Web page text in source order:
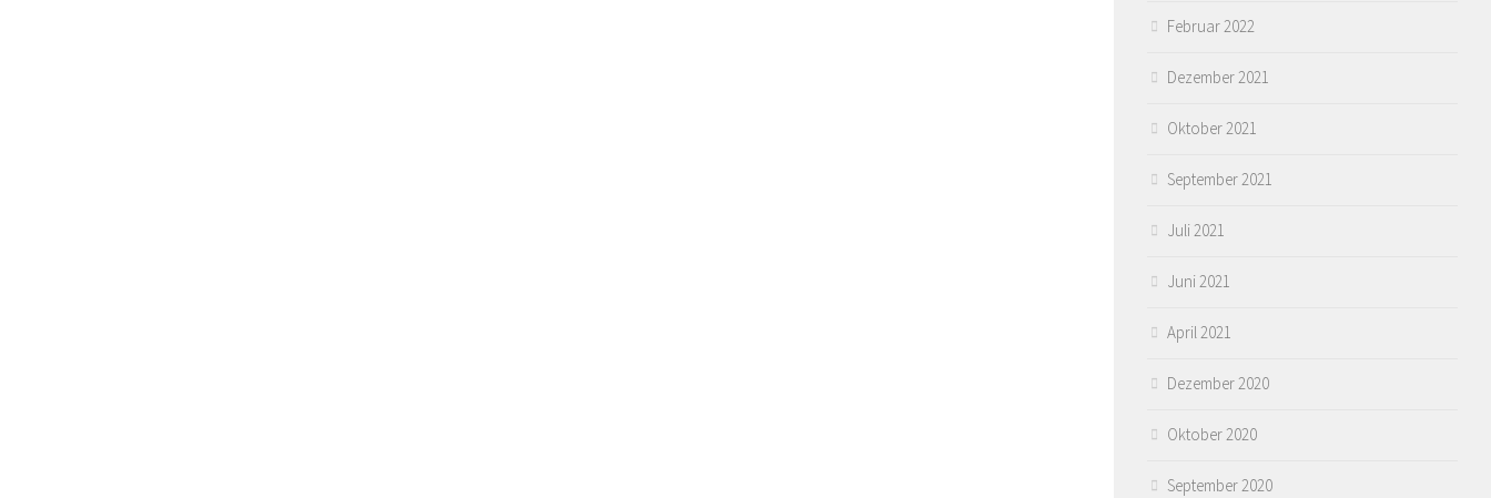
Februar 2022
Dezember 2021
Oktober 2021
September 2021
Juli 2021
Juni 2021
April 2021
Dezember 2020
Oktober 2020
September 2020